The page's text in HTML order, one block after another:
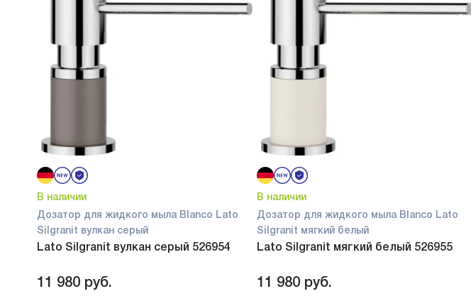
В наличии
Дозатор для жидкого мыла Blanco Lato
Silgranit вулкан серый
Lato Silgranit вулкан серый 526954
11 980 руб.
В наличии
Дозатор для жидкого мыла Blanco Lato
Silgranit мягкий белый
Lato Silgranit мягкий белый 526955
11 980 руб.